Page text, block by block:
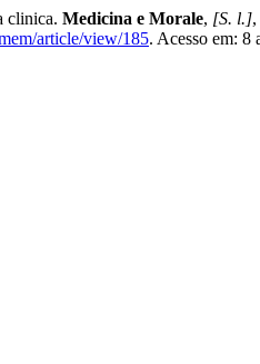
clinica. Medicina e Morale, [S. l.]
article/view/185. Acesso em: 8